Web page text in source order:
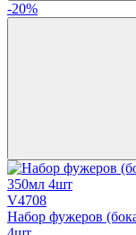
-20%
V4708
Набор фужеров